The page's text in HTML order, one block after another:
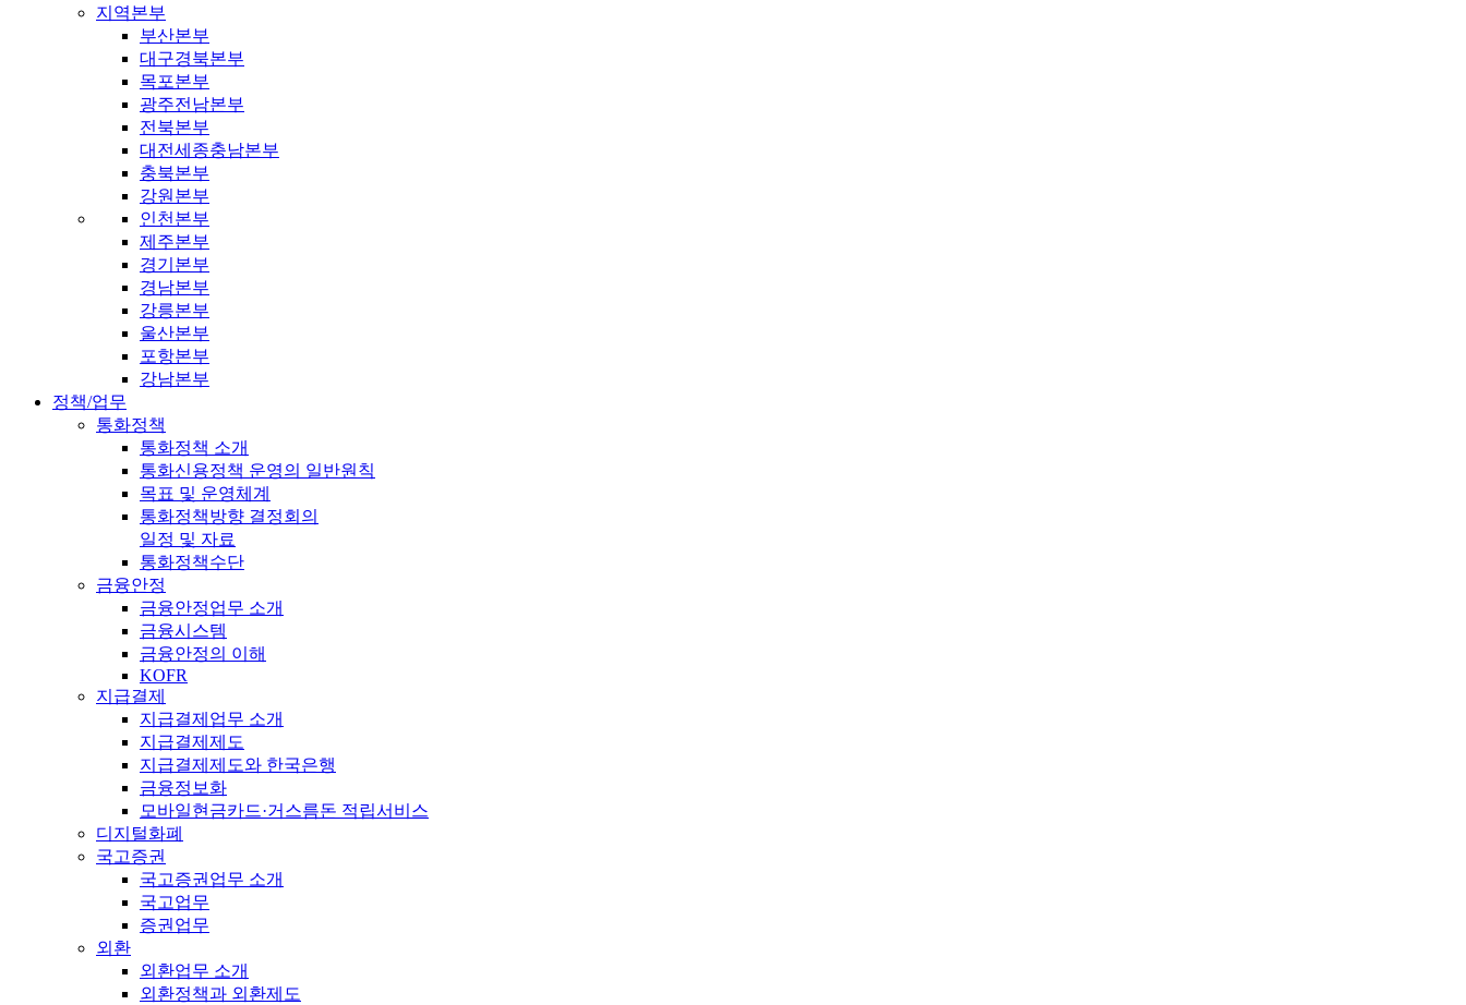
지역본부
부산본부
대구경북본부
목포본부
광주전남본부
전북본부
대전세종충남본부
충북본부
강원본부
인천본부
제주본부
경기본부
경남본부
강릉본부
울산본부
포항본부
강남본부
정책/업무
통화정책
통화정책 소개
통화신용정책 운영의 일반원칙
목표 및 운영체계
통화정책방향 결정회의
일정 및 자료
통화정책수단
금융안정
금융안정업무 소개
금융시스템
금융안정의 이해
KOFR
지급결제
지급결제업무 소개
지급결제제도
지급결제제도와 한국은행
금융정보화
모바일현금카드·거스름돈 적립서비스
디지털화폐
국고증권
국고증권업무 소개
국고업무
증권업무
외환
외환업무 소개
외환정책과 외환제도